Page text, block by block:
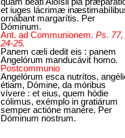
et iuges lácrimæ
ornábant margarítis. Per
Dóminum.
Ant. ad Communionem. Ps. 77,
24-25.
Panem cæli dedit eis : panem
Angelórum manducávit homo.
Postcommunio
Angelórum esca nutrítos,
étiam, Dómine, da móribus
vívere : et eius, quem hódie
cólimus, exémplo in gratiárum
semper actióne manére. Per
Dóminum nostrum.